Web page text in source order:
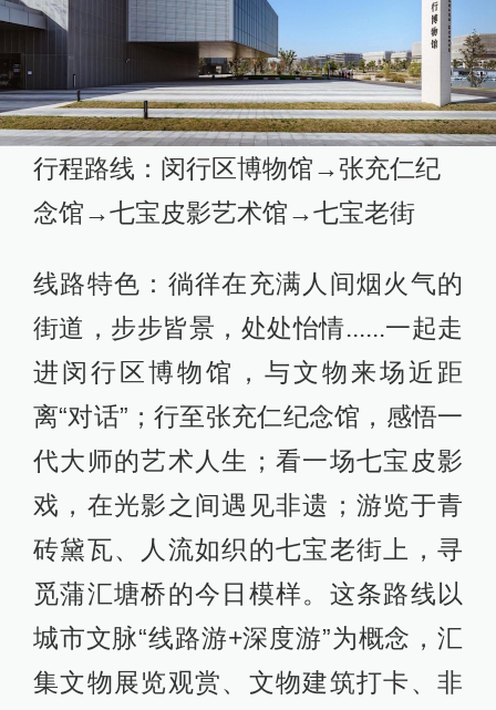
行程路线：闵行区博物馆→张充仁纪
念馆→七宝皮影艺术馆→七宝老街
线路特色：徜徉在充满人间烟火气的
街道，步步皆景，处处怡情......一起走
进闵行区博物馆，与文物来场近距
离“对话”；行至张充仁纪念馆，感悟一
代大师的艺术人生；看一场七宝皮影
戏，在光影之间遇见非遗；游览于青
砖黛瓦、人流如织的七宝老街上，寻
觅蒲汇塘桥的今日模样。这条路线以
城市文脉“线路游+深度游”为概念，汇
集文物展览观赏、文物建筑打卡、非